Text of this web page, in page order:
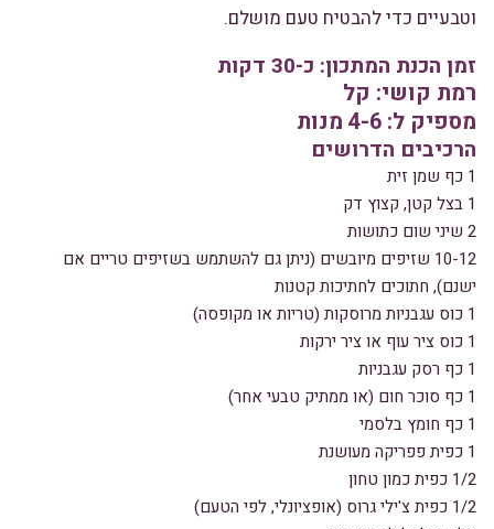
וטבעיים כדי להבטיח טעם מושלם.
זמן הכנת המתכון: כ-30 דקות
רמת קושי: קל
מספיק ל: 4-6 מנות
הרכיבים הדרושים
1 כף שמן זית
1 בצל קטן, קצוץ דק
2 שיני שום כתושות
10-12 שזיפים מיובשים (ניתן גם להשתמש בשזיפים טריים אם
ישנם), חתוכים לחתיכות קטנות
1 כוס עגבניות מרוסקות (טריות או מקופסה)
1 כוס ציר עוף או ציר ירקות
1 כף רסק עגבניות
1 כף סוכר חום (או ממתיק טבעי אחר)
1 כף חומץ בלסמי
1 כפית פפריקה מעושנת
1/2 כפית כמון טחון
1/2 כפית צ'ילי גרוס (אופציונלי, לפי הטעם)